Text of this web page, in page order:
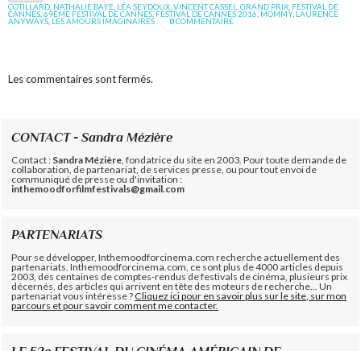
COTILLARD NATHALIE BAYE LÉA SEYDOUX ,VINCENT CASSEL ,GRAND PRIX FESTIVAL DE
CANNES ,69ÈME FESTIVAL DE CANNES FESTIVAL DE CANNES 2016 MOMMY, LAURENCE
ANYWAYS LES AMOURS IMAGINAIRES 0COMMENTAIRE
Les commentaires sont fermés.
CONTACT - Sandra Mézière
Contact : Sandra Mézière , fondatrice du site en 2003. Pour toute demande de
collaboration, de partenariat, de services presse, ou pour tout envoi de
communiqué de presse ou d'invitation :
inthemoodforfilmfestivals@gmail.com
PARTENARIATS
Pour se développer, Inthemoodforcinema.com recherche actuellement des
partenariats. Inthemoodforcinema.com, ce sont plus de 4000 articles depuis
2003, des centaines de comptes-rendus de festivals de cinéma, plusieurs prix
décernés, des articles qui arrivent en tête des moteurs de recherche... Un
partenariat vous intéresse ?Cliquez ici pour en savoir plus sur le site, sur mon
parcours et pour savoir comment me contacter.